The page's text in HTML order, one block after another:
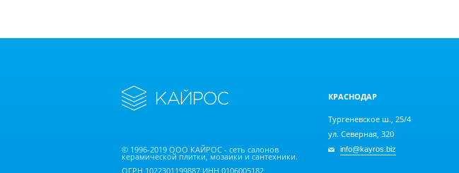
© 1996-2019 ООО КАЙРОС - сеть салонов
керамической плитки, мозаики и сантехники.
ОГРН 1022301199887 ИНН 0106005182
КРАСНОДАР
Тургеневское ш., 25/4
ул. Северная, 320
info@kayros.biz